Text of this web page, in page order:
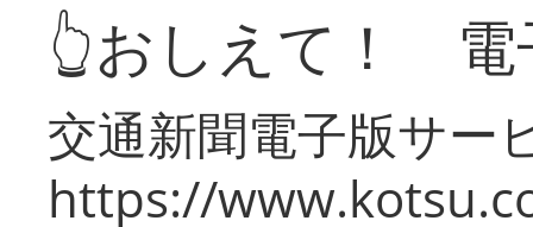
👆おしえて！ 電
交通新聞電子版サー
https://